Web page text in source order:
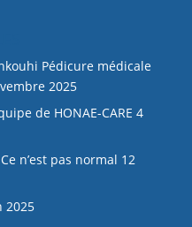
Pédicure médicale
2025
de HONAE-CARE 4
n’est pas normal 12
2025